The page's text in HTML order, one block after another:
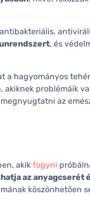
, és
a hagyományos
akiknek problémáik
az
akik fogyni
az anyagcserét
köszönhetően